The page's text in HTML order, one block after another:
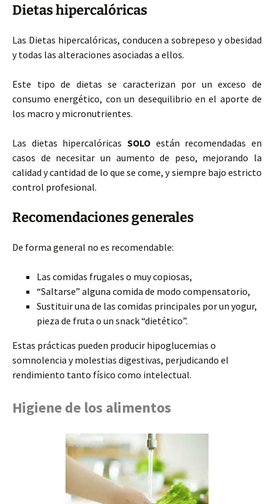
Dietas hipercalóricas
Las Dietas hipercalóricas, conducen a sobrepeso y obesidad
y todas las alteraciones asociadas a ellos.
Este tipo de dietas se caracterizan por un exceso de
consumo energético, con un desequilibrio en el aporte de
los macro y micronutrientes.
Las dietas hipercalóricas SOLO están recomendadas en
casos de necesitar un aumento de peso, mejorando la
calidad y cantidad de lo que se come, y siempre bajo estricto
control profesional.
Recomendaciones generales
De forma general no es recomendable:
Las comidas frugales o muy copiosas,
“Saltarse” alguna comida de modo compensatorio,
Sustituir una de las comidas principales por un yogur,
pieza de fruta o un snack “dietético”.
Estas prácticas pueden producir hipoglucemias o
somnolencia y molestias digestivas, perjudicando el
rendimiento tanto físico como intelectual.
Higiene de los alimentos